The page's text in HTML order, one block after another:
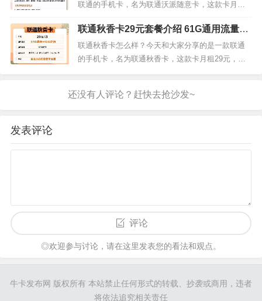
0分钟 其他优惠：免首月月租，长期套餐 联通忘忧
卡详情介绍原套餐...
联通的手机卡，名为联通沃派随意卡，这款卡月租1
8元，包含43G通用流量，10G定向流量，6G周末通
用流量，200分钟通话，会员权益46款常用APP每月
任选一款。我们来看下联通沃派随意卡18元套餐的
详细介绍。套餐月费：18元/月流量国内：59G全国
联通秋香卡29元套餐介绍 61G通用流量+4
0G定向流量+100分钟通话
联通秋香卡怎么样？今天和大家分享的是一款联通
的手机卡，名为联通秋香卡，这款卡月租29元，包
9元/月 国内流量：101G（61G通用流量+40G定向流
发表评论
评论
◎欢迎参与讨论，请在这里发表您的看法和观点。
牛卡发布网 版权所有 本站禁止任何形式的转载、抄袭或商用，违者
将依法追究相关责任